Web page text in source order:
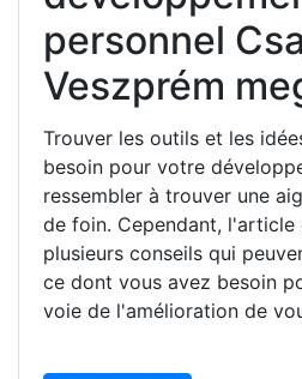
personnel
Veszprém
Trouver les outils et les
besoin pour votre
ressembler à trouver une
de foin. Cependant,
plusieurs conseils qui
ce dont vous avez besoin
voie de l'amélioration de